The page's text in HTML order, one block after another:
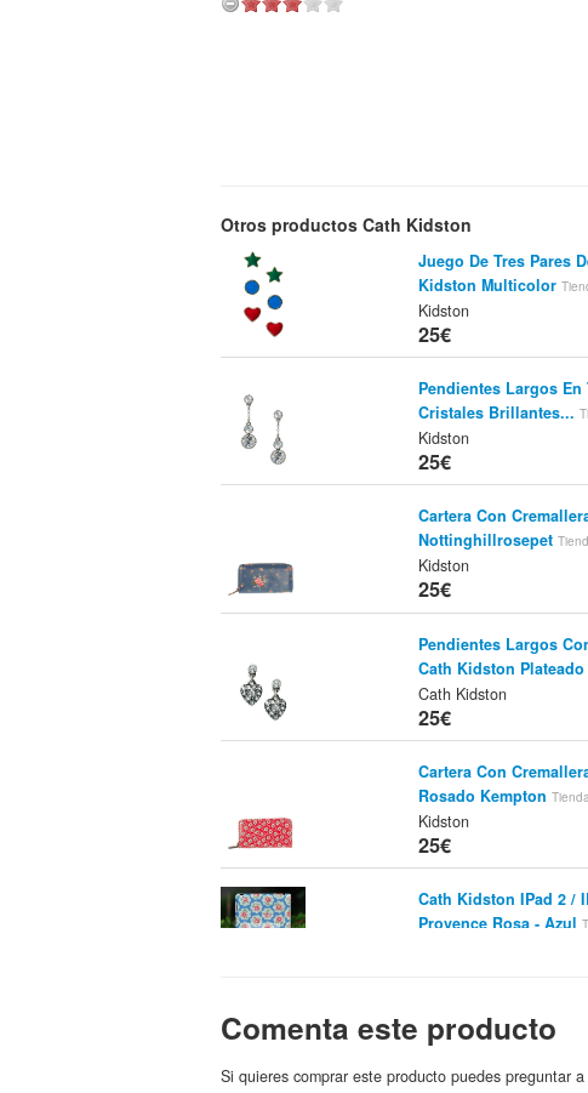
Otros productos Cath Kidston
Juego De Tres Pares
Kidston Multicolor
Kidston
25€
Pendientes Largos
Cristales Brillantes...
Kidston
25€
Cartera Con
Nottinghillrosepet
Kidston
25€
Pendientes Largos
Cath Kidston Plateado
Cath Kidston
25€
Cartera Con
Rosado Kempton
Kidston
25€
Cath Kidston IPad 2 /
Provence Rosa - Azul
Cath Kidston IPad 2 /
Raya Tienda:
25.19€
Comenta este producto
Si quieres comprar este producto puedes preguntar